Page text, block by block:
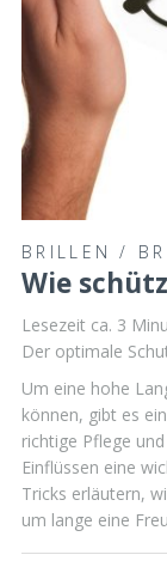
BRILLEN /
Wie
Lesezeit ca. 3
Der optimale
Um eine hohe
können, gibt es
richtige Pflege
Einflüssen eine
Tricks erläutern,
um lange eine